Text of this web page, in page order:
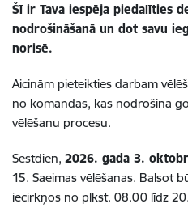
Šī ir Tava iespēja piedalīties
nodrošināšanā un dot savu
norisē.
Aicinām pieteikties darbam
no komandas, kas nodrošina
vēlēšanu procesu.
Sestdien, 2026. gada 3.
15. Saeimas vēlēšanas. Balsot
iecirkņos no plkst. 08.00 līdz